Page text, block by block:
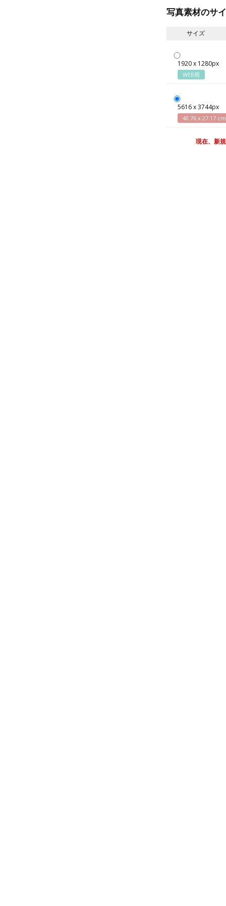
写真素材のサ
サイズ
1920 x 1280px
WEB用
5616 x 3744px
40.76 x 27.17
現在、新